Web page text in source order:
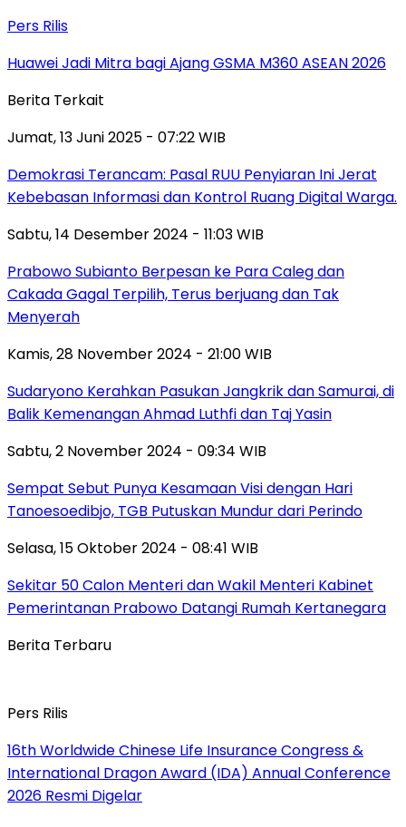
Pers Rilis
Huawei Jadi Mitra bagi Ajang GSMA M360 ASEAN 2026
Berita Terkait
Jumat, 13 Juni 2025 - 07:22 WIB
Demokrasi Terancam: Pasal RUU Penyiaran Ini Jerat
Kebebasan Informasi dan Kontrol Ruang Digital Warga.
Sabtu, 14 Desember 2024 - 11:03 WIB
Prabowo Subianto Berpesan ke Para Caleg dan
Cakada Gagal Terpilih, Terus berjuang dan Tak
Menyerah
Kamis, 28 November 2024 - 21:00 WIB
Sudaryono Kerahkan Pasukan Jangkrik dan Samurai, di
Balik Kemenangan Ahmad Luthfi dan Taj Yasin
Sabtu, 2 November 2024 - 09:34 WIB
Sempat Sebut Punya Kesamaan Visi dengan Hari
Tanoesoedibjo, TGB Putuskan Mundur dari Perindo
Selasa, 15 Oktober 2024 - 08:41 WIB
Sekitar 50 Calon Menteri dan Wakil Menteri Kabinet
Pemerintanan Prabowo Datangi Rumah Kertanegara
Berita Terbaru
Pers Rilis
16th Worldwide Chinese Life Insurance Congress &
International Dragon Award (IDA) Annual Conference
2026 Resmi Digelar